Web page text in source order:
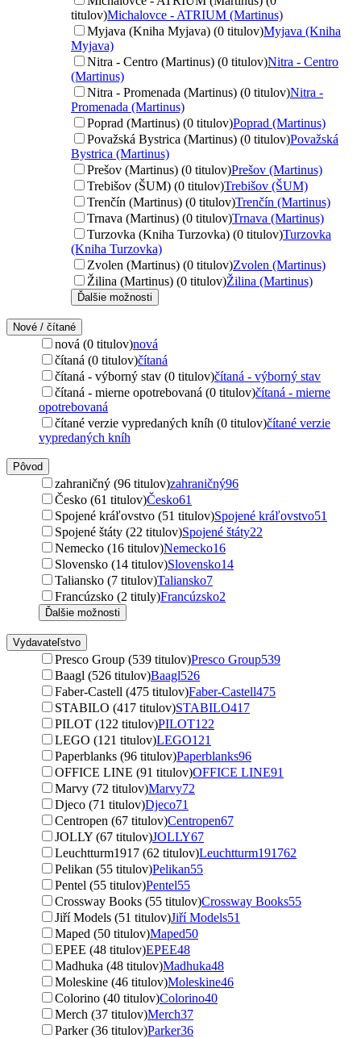
titulov)Michalovce - ATRIUM (Martinus)
Myjava (Kniha Myjava) (0 titulov)Myjava (Kniha
Myjava)
Nitra - Centro (Martinus) (0 titulov)Nitra - Centro
(Martinus)
Nitra - Promenada (Martinus) (0 titulov)Nitra -
Promenada (Martinus)
Poprad (Martinus) (0 titulov)Poprad (Martinus)
Považská Bystrica (Martinus) (0 titulov)Považská
Bystrica (Martinus)
Prešov (Martinus) (0 titulov)Prešov (Martinus)
Trebišov (ŠUM) (0 titulov)Trebišov (ŠUM)
Trenčín (Martinus) (0 titulov)Trenčín (Martinus)
Trnava (Martinus) (0 titulov)Trnava (Martinus)
Turzovka (Kniha Turzovka) (0 titulov)Turzovka
(Kniha Turzovka)
Zvolen (Martinus) (0 titulov)Zvolen (Martinus)
Žilina (Martinus) (0 titulov)Žilina (Martinus)
Ďalšie možnosti
Nové / čítané
nová (0 titulov)nová
čítaná (0 titulov)čítaná
čítaná - výborný stav (0 titulov)čítaná - výborný stav
čítaná - mierne opotrebovaná (0 titulov)čítaná - mierne
opotrebovaná
čítané verzie vypredaných kníh (0 titulov)čítané verzie
vypredaných kníh
Pôvod
zahraničný (96 titulov)zahraničný96
Česko (61 titulov)Česko61
Spojené kráľovstvo (51 titulov)Spojené kráľovstvo51
Spojené štáty (22 titulov)Spojené štáty22
Nemecko (16 titulov)Nemecko16
Slovensko (14 titulov)Slovensko14
Taliansko (7 titulov)Taliansko7
Francúzsko (2 tituly)Francúzsko2
Ďalšie možnosti
Vydavateľstvo
Presco Group (539 titulov)Presco Group539
Baagl (526 titulov)Baagl526
Faber-Castell (475 titulov)Faber-Castell475
STABILO (417 titulov)STABILO417
PILOT (122 titulov)PILOT122
LEGO (121 titulov)LEGO121
Paperblanks (96 titulov)Paperblanks96
OFFICE LINE (91 titulov)OFFICE LINE91
Marvy (72 titulov)Marvy72
Djeco (71 titulov)Djeco71
Centropen (67 titulov)Centropen67
JOLLY (67 titulov)JOLLY67
Leuchtturm1917 (62 titulov)Leuchtturm191762
Pelikan (55 titulov)Pelikan55
Pentel (55 titulov)Pentel55
Crossway Books (55 titulov)Crossway Books55
Jiří Models (51 titulov)Jiří Models51
Maped (50 titulov)Maped50
EPEE (48 titulov)EPEE48
Madhuka (48 titulov)Madhuka48
Moleskine (46 titulov)Moleskine46
Colorino (40 titulov)Colorino40
Merch (37 titulov)Merch37
Parker (36 titulov)Parker36